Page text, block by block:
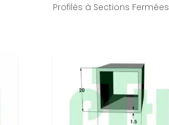
Profilés à Sections Fermées